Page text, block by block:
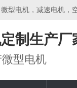
，减速电机，空
制生产厂
型电机